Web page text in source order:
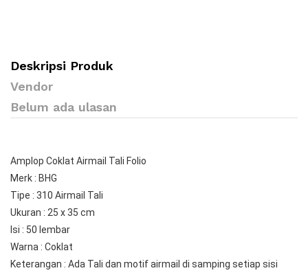
Deskripsi Produk
Vendor
Belum ada ulasan
Amplop Coklat Airmail Tali Folio
Merk : BHG
Tipe : 310 Airmail Tali
Ukuran : 25 x 35 cm
Isi : 50 lembar
Warna : Coklat
Keterangan : Ada Tali dan motif airmail di samping setiap sisi